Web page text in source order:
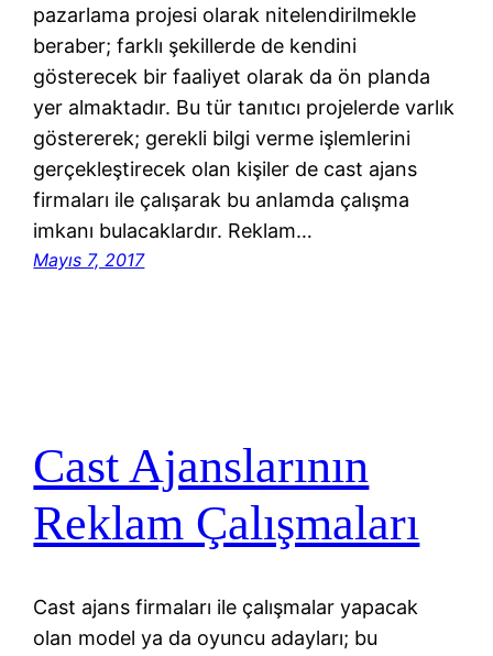
pazarlama projesi olarak nitelendirilmekle
beraber; farklı şekillerde de kendini
gösterecek bir faaliyet olarak da ön planda
yer almaktadır. Bu tür tanıtıcı projelerde varlık
göstererek; gerekli bilgi verme işlemlerini
gerçekleştirecek olan kişiler de cast ajans
firmaları ile çalışarak bu anlamda çalışma
imkanı bulacaklardır. Reklam…
Mayıs 7, 2017
Cast Ajanslarının
Reklam Çalışmaları
Cast ajans firmaları ile çalışmalar yapacak
olan model ya da oyuncu adayları; bu